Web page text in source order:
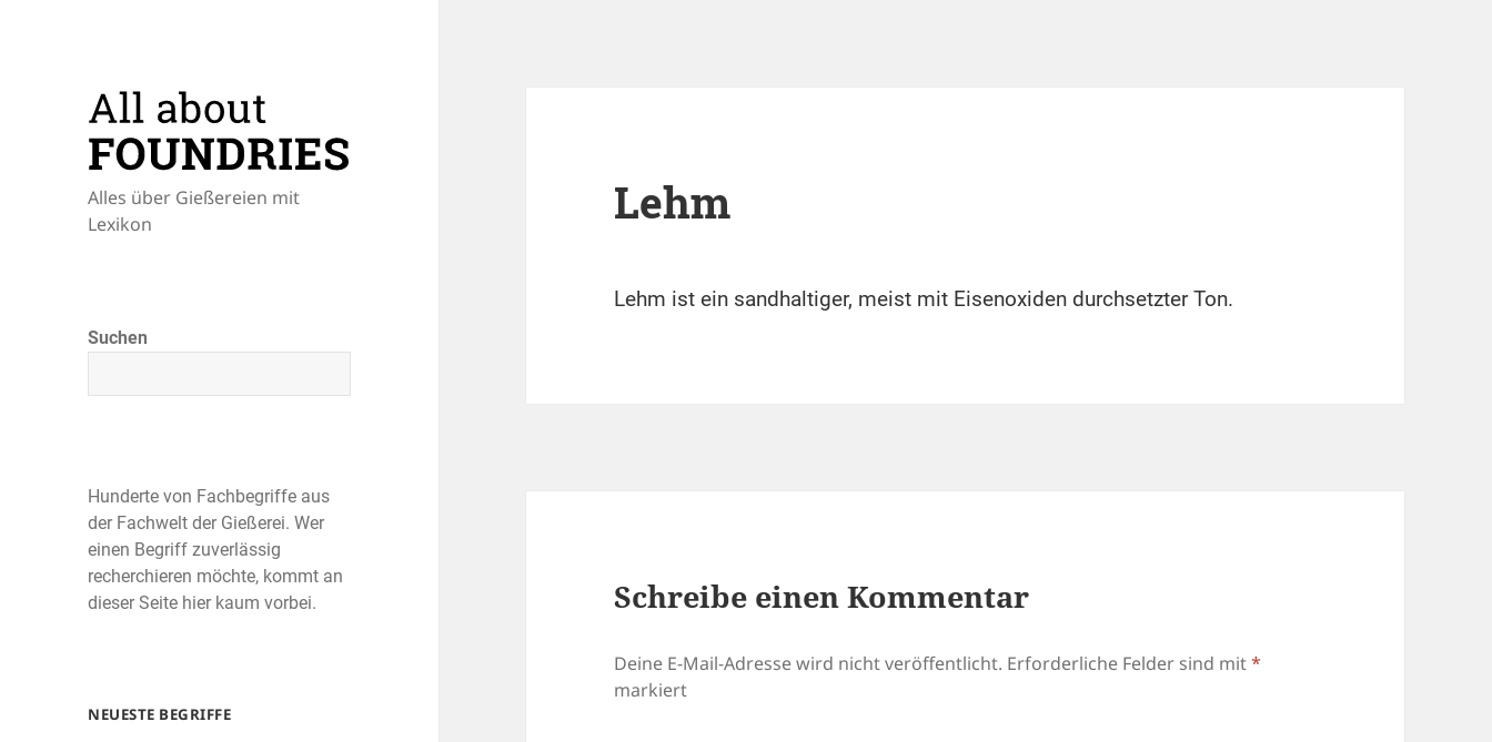
Alles über Gießereien mit
Lexikon
Suchen
Hunderte von Fachbegriffe aus
der Fachwelt der Gießerei. Wer
einen Begriff zuverlässig
recherchieren möchte, kommt an
dieser Seite hier kaum vorbei.
NEUESTE BEGRIFFE
Lehm
Lehm ist ein sandhaltiger, meist mit Eisenoxiden durchsetzter Ton.
Schreibe einen Kommentar
Deine E-Mail-Adresse wird nicht veröffentlicht. Erforderliche Felder sind mit*
markiert